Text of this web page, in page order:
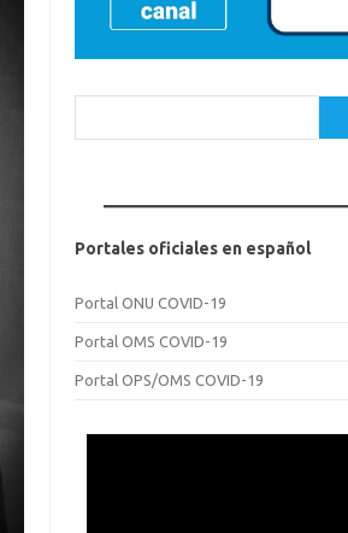
Portales oficiales en español
Portal ONU COVID-19
Portal OMS COVID-19
Portal OPS/OMS COVID-19